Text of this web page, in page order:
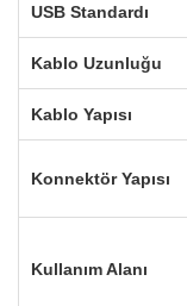
USB Standardı
Kablo Uzunluğu
Kablo Yapısı
Konnektör Yapısı
Kullanım Alanı